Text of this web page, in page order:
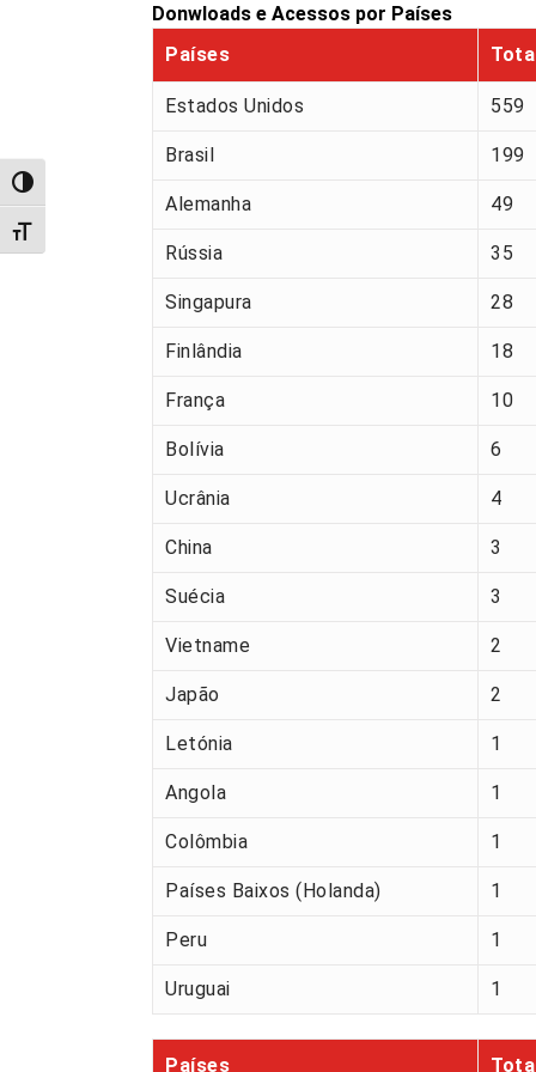
Alternar alto contraste
Alternar tamanho da fonte
Donwloads e Acessos por Países
Países
Estados Unidos 559
Brasil 199
Alemanha 49
Rússia 35
Singapura 28
Finlândia 18
França 10
Bolívia 6
Ucrânia 4
China 3
Suécia 3
Vietname 2
Japão 2
Letónia 1
Angola 1
Colômbia 1
Países Baixos (Holanda) 1
Peru 1
Uruguai 1
Países